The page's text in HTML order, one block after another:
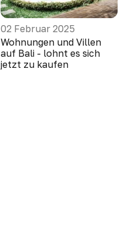
02 Februar 2025
Wohnungen und Villen
auf Bali - lohnt es sich
jetzt zu kaufen